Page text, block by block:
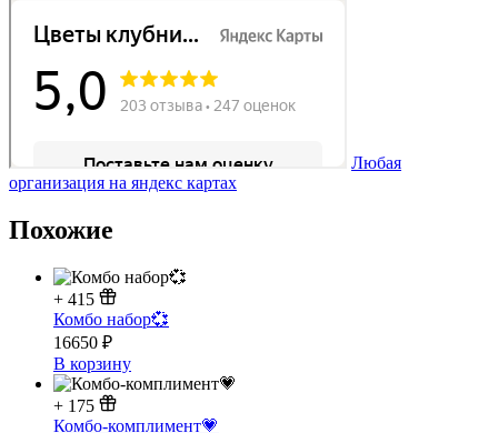
Любая
организация на яндекс картах
Похожие
+ 415
Комбо набор💞
16650 ₽
В корзину
+ 175
Комбо-комплимент💗